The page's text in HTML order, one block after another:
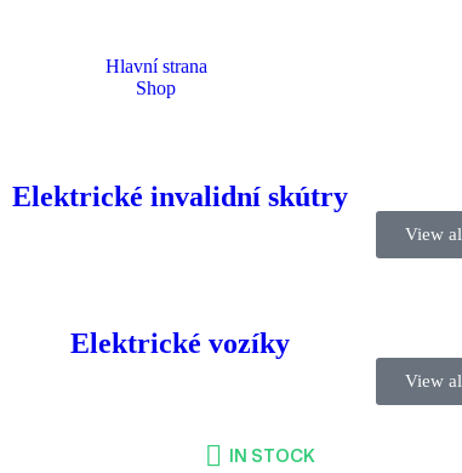
Hlavní strana
Shop
Elektrické invalidní skútry
View
Elektrické vozíky
View
IN STOCK